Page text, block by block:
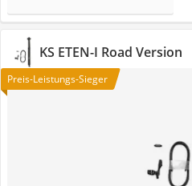
KS ETEN-I Road Version
Preis-Leistungs-Sieger